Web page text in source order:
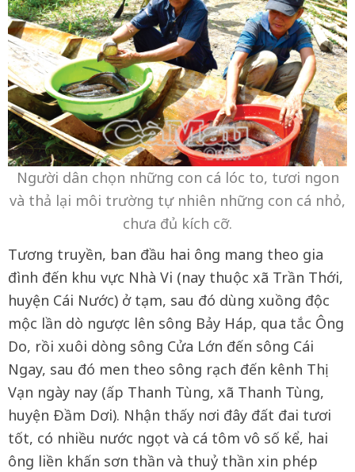
Người dân chọn những con cá lóc to, tươi ngon
và thả lại môi trường tự nhiên những con cá nhỏ,
chưa đủ kích cỡ.
Tương truyền, ban đầu hai ông mang theo gia
đình đến khu vực Nhà Vi (nay thuộc xã Trần Thới,
huyện Cái Nước) ở tạm, sau đó dùng xuồng độc
mộc lần dò ngược lên sông Bảy Háp, qua tắc Ông
Do, rồi xuôi dòng sông Cửa Lớn đến sông Cái
Ngay, sau đó men theo sông rạch đến kênh Thị
Vạn ngày nay (ấp Thanh Tùng, xã Thanh Tùng,
huyện Ðầm Dơi). Nhận thấy nơi đây đất đai tươi
tốt, có nhiều nước ngọt và cá tôm vô số kể, hai
ông liền khấn sơn thần và thuỷ thần xin phép